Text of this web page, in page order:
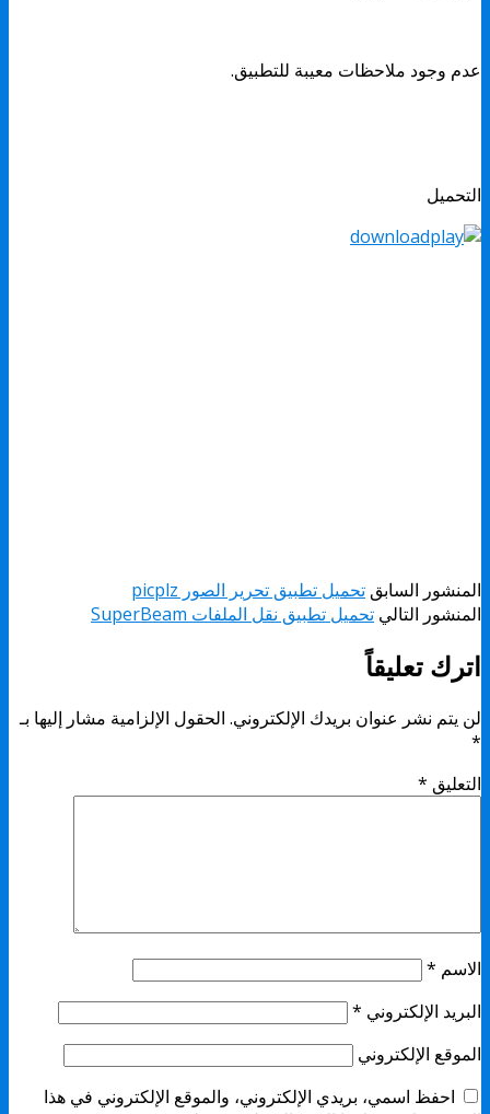
عدم وجود ملاحظات معيبة للتطبيق.
التحميل
المنشور السابق تحميل تطبيق تحرير الصور picplz
المنشور التالي تحميل تطبيق نقل الملفات SuperBeam
اترك تعليقاً
لن يتم نشر عنوان بريدك الإلكتروني. الحقول الإلزامية مشار إليها بـ
*
التعليق *
الاسم *
البريد الإلكتروني *
الموقع الإلكتروني
احفظ اسمي، بريدي الإلكتروني، والموقع الإلكتروني في هذا